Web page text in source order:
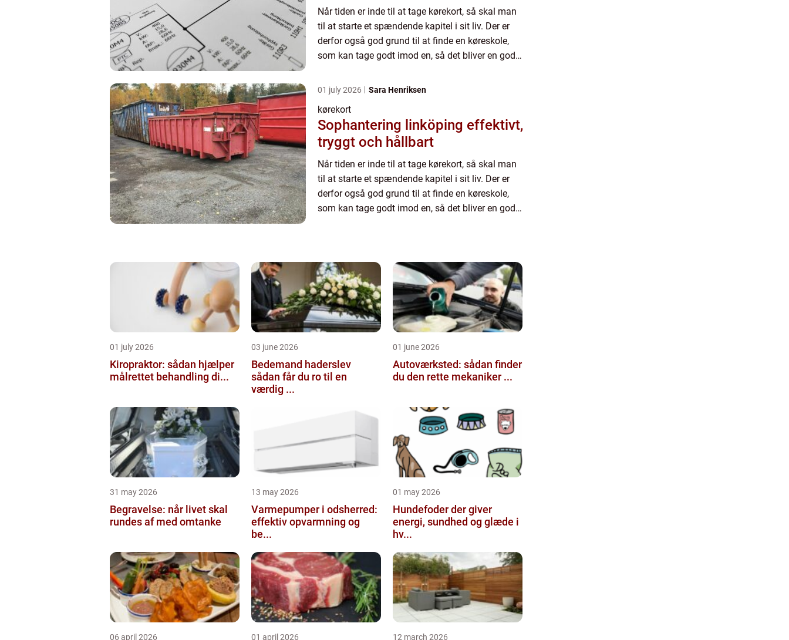
Når tiden er inde til at tage kørekort, så skal man
til at starte et spændende kapitel i sit liv. Der er
derfor også god grund til at finde en køreskole,
som kan tage godt imod en, så det bliver en god
01 july 2026 Sara Henriksen
kørekort
Sophantering linköping effektivt,
tryggt och hållbart
Når tiden er inde til at tage kørekort, så skal man
til at starte et spændende kapitel i sit liv. Der er
derfor også god grund til at finde en køreskole,
som kan tage godt imod en, så det bliver en god
01 july 2026
Kiropraktor: sådan hjælper
målrettet behandling di...
03 june 2026
Bedemand haderslev
sådan får du ro til en
værdig ...
01 june 2026
Autoværksted: sådan finder
du den rette mekaniker ...
31 may 2026
Begravelse: når livet skal
rundes af med omtanke
13 may 2026
Varmepumper i odsherred:
effektiv opvarmning og
be...
01 may 2026
Hundefoder der giver
energi, sundhed og glæde i
hv...
06 april 2026 01 april 2026 12 march 2026